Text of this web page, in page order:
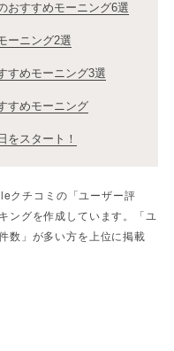
おすすめモーニング6選
ーニング2選
すめモーニング3選
すめモーニング
をスタート！
クチコミの「ユーザー評
ングを作成しています。「ユ
数」が多い方を上位に掲載